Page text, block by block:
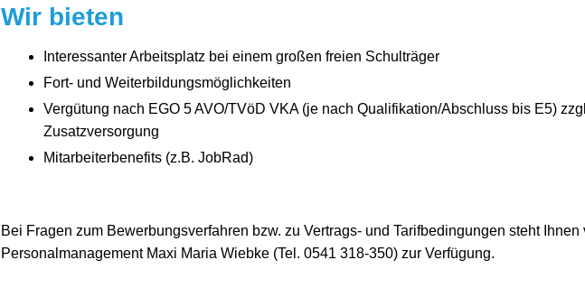
Wir bieten
Interessanter Arbeitsplatz bei einem großen freien Schulträger
Fort- und Weiterbildungsmöglichkeiten
Vergütung nach EGO 5 AVO/TVöD VKA (je nach Qualifikation/Abschluss bis E5)
Zusatzversorgung
Mitarbeiterbenefits (z.B. JobRad)
Bei Fragen zum Bewerbungsverfahren bzw. zu Vertrags- und Tarifbedingungen steht Ihnen
Personalmanagement Maxi Maria Wiebke (Tel. 0541 318-350) zur Verfügung.